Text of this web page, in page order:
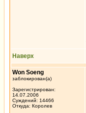
Наверх
Won Soeng
заблокирован(а)
Зарегистрирован:
14.07.2006
Суждений: 14466
Откуда: Королев